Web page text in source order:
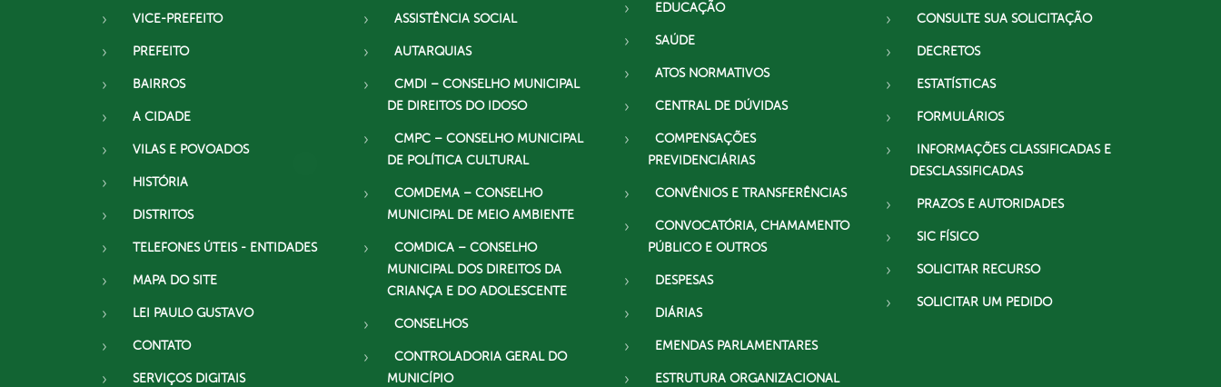
VICE-PREFEITO
PREFEITO
BAIRROS
A CIDADE
VILAS E POVOADOS
HISTÓRIA
DISTRITOS
TELEFONES ÚTEIS - ENTIDADES
MAPA DO SITE
LEI PAULO GUSTAVO
CONTATO
SERVIÇOS DIGITAIS
ASSISTÊNCIA SOCIAL
AUTARQUIAS
CMDI – CONSELHO MUNICIPAL
DE DIREITOS DO IDOSO
CMPC – CONSELHO MUNICIPAL
DE POLÍTICA CULTURAL
COMDEMA – CONSELHO
MUNICIPAL DE MEIO AMBIENTE
COMDICA – CONSELHO
MUNICIPAL DOS DIREITOS DA
CRIANÇA E DO ADOLESCENTE
CONSELHOS
CONTROLADORIA GERAL DO
MUNICÍPIO
EDUCAÇÃO
SAÚDE
ATOS NORMATIVOS
CENTRAL DE DÚVIDAS
COMPENSAÇÕES
PREVIDENCIÁRIAS
CONVÊNIOS E TRANSFERÊNCIAS
CONVOCATÓRIA, CHAMAMENTO
PÚBLICO E OUTROS
DESPESAS
DIÁRIAS
EMENDAS PARLAMENTARES
ESTRUTURA ORGANIZACIONAL
CONSULTE SUA SOLICITAÇÃO
DECRETOS
ESTATÍSTICAS
FORMULÁRIOS
INFORMAÇÕES CLASSIFICADAS E
DESCLASSIFICADAS
PRAZOS E AUTORIDADES
SIC FÍSICO
SOLICITAR RECURSO
SOLICITAR UM PEDIDO